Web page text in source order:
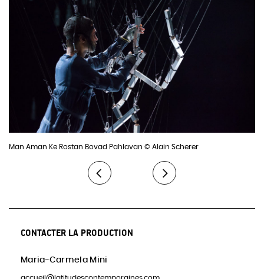
Production : SELON L’HEURE
Production déléguée : Latitudes Prod. – Lille
Coproduction: Festival Montpellier Danse, La Passerelle Scène
Nationale de St Brieuc, La Filature Scène Nationale de Mulhouse
Accueil: Espace Pasolini, Centre National de la Danse (dans le
cadre des résidences augmentées)
Avec le soutien de la Fondation d’entreprise Hermès dans le
cadre de son programme New Settings.
Man Aman Ke Rostan Bovad Pahlavan © Alain Scherer
CONTACTER LA PRODUCTION
Maria-Carmela Mini